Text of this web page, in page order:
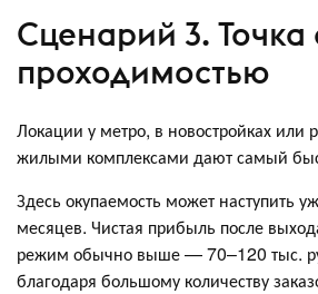
Сценарий 3. Точка
проходимостью
Локации у метро, в новостройках или
жилыми комплексами дают самый
Здесь окупаемость может наступить
месяцев. Чистая прибыль после
режим обычно выше — 70–120 тыс.
благодаря большому количеству